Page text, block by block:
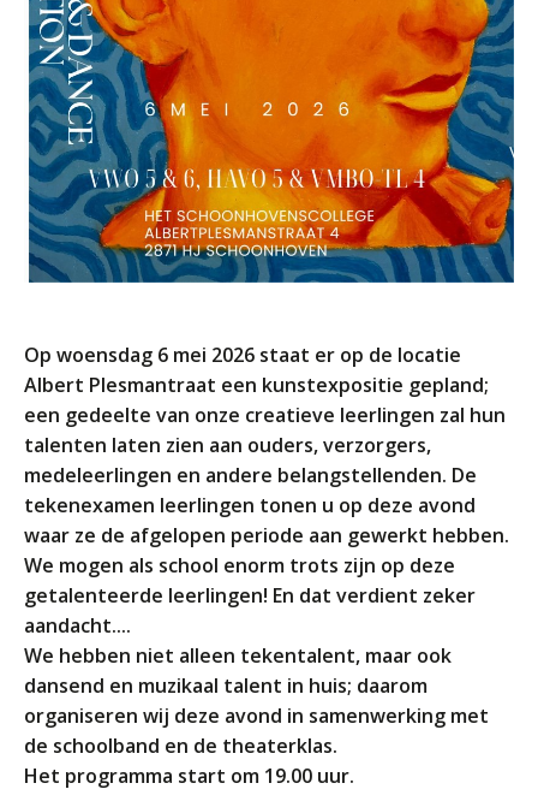
Welke opleidingen bieden we aan?
Taal en rekenen
Dyslexie
Wereldburgerschap
NIEUWS
VACATURES EN STAGEPLEKKEN
ZOEKEN ELO SCHOOL
GIDS
Op woensdag 6 mei 2026 staat er op de locatie
Albert Plesmantraat een kunstexpositie gepland;
een gedeelte van onze creatieve leerlingen zal hun
talenten laten zien aan ouders, verzorgers,
medeleerlingen en andere belangstellenden. De
tekenexamen leerlingen tonen u op deze avond
waar ze de afgelopen periode aan gewerkt hebben.
We mogen als school enorm trots zijn op deze
getalenteerde leerlingen! En dat verdient zeker
aandacht....
We hebben niet alleen tekentalent, maar ook
dansend en muzikaal talent in huis; daarom
organiseren wij deze avond in samenwerking met
de schoolband en de theaterklas.
Het programma start om 19.00 uur.